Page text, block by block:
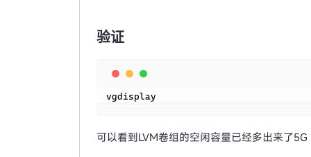
验证
vgdisplay
可以看到LVM卷组的空闲容量已经多出来了5G